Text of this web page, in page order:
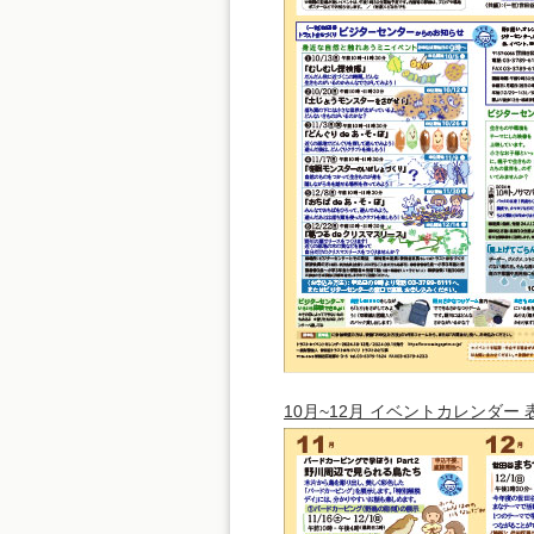
10月~12月 イベントカレンダー